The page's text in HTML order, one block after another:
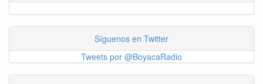
Síguenos en Twitter
Tweets por @BoyacaRadio